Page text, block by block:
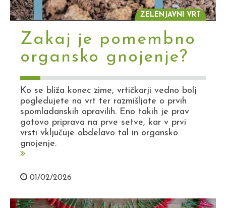
ZELENJAVNI VRT
Zakaj je pomembno
organsko gnojenje?
Ko se bliža konec zime, vrtičkarji vedno bolj
pogledujete na vrt ter razmišljate o prvih
spomladanskih opravilih. Eno takih je prav
gotovo priprava na prve setve, kar v prvi
vrsti vključuje obdelavo tal in organsko
gnojenje.
01/02/2026